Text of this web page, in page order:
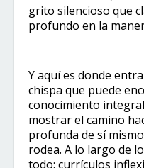
grito silencioso que
profundo en la
Y aquí es donde
chispa que puede
conocimiento
mostrar el camino
profunda de sí
rodea. A lo largo de
todo: currículos